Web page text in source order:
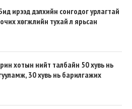
ирээд дэлхийн сонгодог урлагтай
хөгжлийн тухай л ярьсан
хотын нийт талбайн 50 хувь нь
30 хувь нь барилгажих